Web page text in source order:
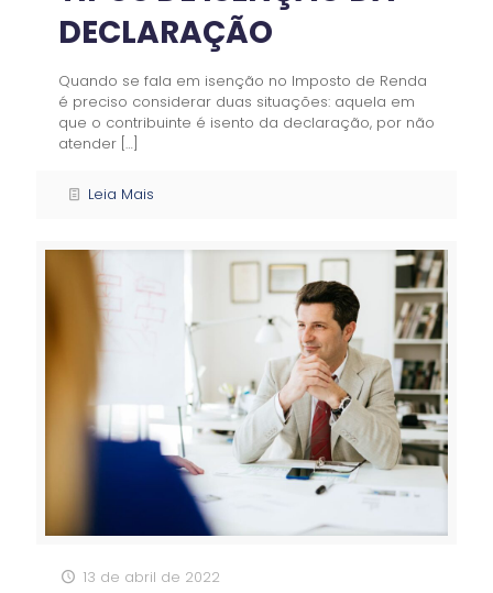
DECLARAÇÃO
Quando se fala em isenção no Imposto de Renda
é preciso considerar duas situações: aquela em
que o contribuinte é isento da declaração, por não
atender […]
Leia Mais
13 de abril de 2022